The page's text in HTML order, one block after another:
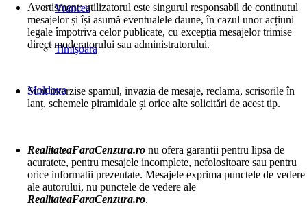
Vrancea
Timişoara
Moldova
Avertisment: utilizatorul este singurul responsabil de continutul
mesajelor și își asumă eventualele daune, în cazul unor acțiuni
legale împotriva celor publicate, cu excepția mesajelor trimise
direct moderatorului sau administratorului.
Sunt interzise spamul, invazia de mesaje, reclama, scrisorile în
lanț, schemele piramidale și orice alte solicitări de acest tip.
RealitateaFaraCenzura.ro nu ofera garantii pentru lipsa de
acuratete, pentru mesajele incomplete, nefolositoare sau pentru
orice informatii prezentate. Mesajele exprima punctele de vedere
ale autorului, nu punctele de vedere ale
RealitateaFaraCenzura.ro.